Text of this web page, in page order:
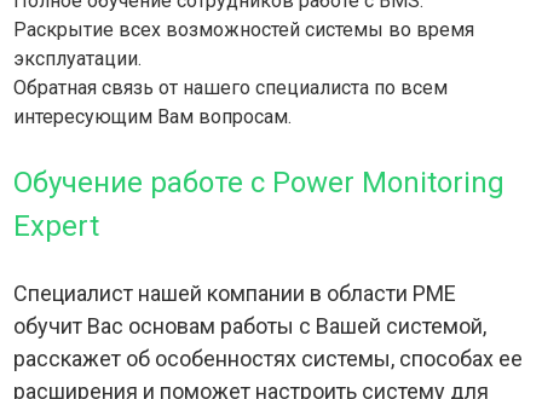
Раскрытие всех возможностей системы во время
эксплуатации.
Обратная связь от нашего специалиста по всем
интересующим Вам вопросам.
Обучение работе с Power Monitoring
Expert
Специалист нашей компании в области PME
обучит Вас основам работы с Вашей системой,
расскажет об особенностях системы, способах ее
расширения и поможет настроить систему для